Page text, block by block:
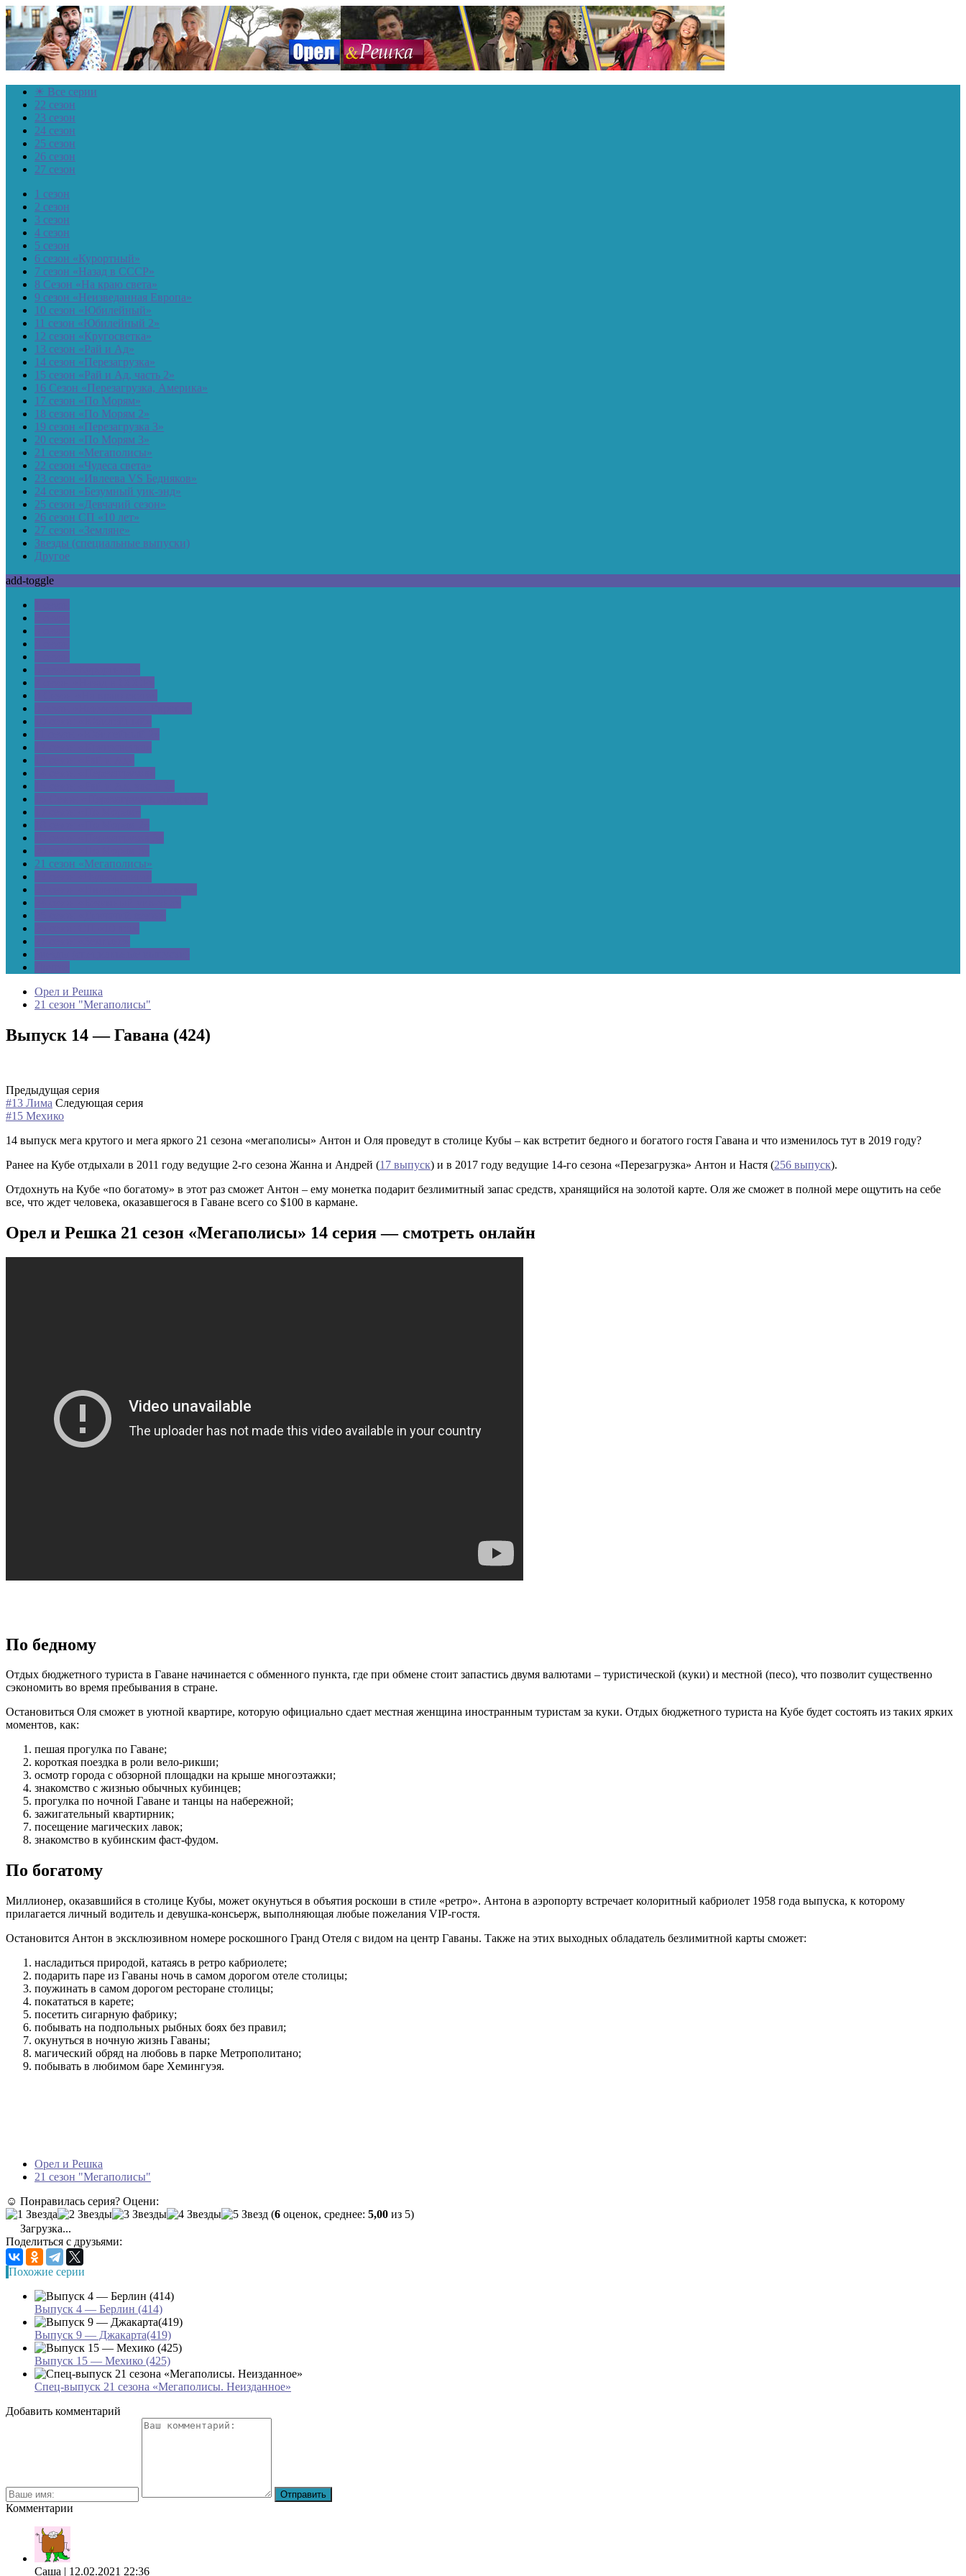
☀ Все серии
22 сезон
23 сезон
24 сезон
25 сезон
26 сезон
27 сезон
1 сезон
2 сезон
3 сезон
4 сезон
5 сезон
6 сезон «Курортный»
7 сезон «Назад в СССР»
8 Сезон «На краю света»
9 сезон «Неизведанная Европа»
10 сезон «Юбилейный»
11 сезон «Юбилейный 2»
12 сезон «Кругосветка»
13 сезон «Рай и Ад»
14 сезон «Перезагрузка»
15 сезон «Рай и Ад, часть 2»
16 Сезон «Перезагрузка, Америка»
17 сезон «По Морям»
18 сезон «По Морям 2»
19 сезон «Перезагрузка 3»
20 сезон «По Морям 3»
21 сезон «Мегаполисы»
22 сезон «Чудеса света»
23 сезон «Ивлеева VS Бедняков»
24 сезон «Безумный уик-энд»
25 сезон «Девчачий сезон»
26 сезон СП «10 лет»
27 сезон «Земляне»
Звезды (специальные выпуски)
Другое
add-toggle
21 сезон «Мегаполисы»
Орел и Решка
21 сезон "Мегаполисы"
Выпуск 14 — Гавана (424)
Предыдущая серия
#13 Лима Следующая серия
#15 Мехико
14 выпуск мега крутого и мега яркого 21 сезона «мегаполисы» Антон и Оля проведут в столице Кубы – как встретит бедного и богатого гостя Гавана и что изменилось тут в 2019 году?
Ранее на Кубе отдыхали в 2011 году ведущие 2-го сезона Жанна и Андрей (17 выпуск) и в 2017 году ведущие 14-го сезона «Перезагрузка» Антон и Настя (256 выпуск).
Отдохнуть на Кубе «по богатому» в этот раз сможет Антон – ему монетка подарит безлимитный запас средств, хранящийся на золотой карте. Оля же сможет в полной мере ощутить на себе
все, что ждет человека, оказавшегося в Гаване всего со $100 в кармане.
Орел и Решка 21 сезон «Мегаполисы» 14 серия — смотреть онлайн
По бедному
Отдых бюджетного туриста в Гаване начинается с обменного пункта, где при обмене стоит запастись двумя валютами – туристической (куки) и местной (песо), что позволит существенно
сэкономить во время пребывания в стране.
Остановиться Оля сможет в уютной квартире, которую официально сдает местная женщина иностранным туристам за куки. Отдых бюджетного туриста на Кубе будет состоять из таких ярких
моментов, как:
пешая прогулка по Гаване;
короткая поездка в роли вело-рикши;
осмотр города с обзорной площадки на крыше многоэтажки;
знакомство с жизнью обычных кубинцев;
прогулка по ночной Гаване и танцы на набережной;
зажигательный квартирник;
посещение магических лавок;
знакомство в кубинским фаст-фудом.
По богатому
Миллионер, оказавшийся в столице Кубы, может окунуться в объятия роскоши в стиле «ретро». Антона в аэропорту встречает колоритный кабриолет 1958 года выпуска, к которому
прилагается личный водитель и девушка-консьерж, выполняющая любые пожелания VIP-гостя.
Остановится Антон в эксклюзивном номере роскошного Гранд Отеля с видом на центр Гаваны. Также на этих выходных обладатель безлимитной карты сможет:
насладиться природой, катаясь в ретро кабриолете;
подарить паре из Гаваны ночь в самом дорогом отеле столицы;
поужинать в самом дорогом ресторане столицы;
покататься в карете;
посетить сигарную фабрику;
побывать на подпольных рыбных боях без правил;
окунуться в ночную жизнь Гаваны;
магический обряд на любовь в парке Метрополитано;
побывать в любимом баре Хемингуэя.
Орел и Решка
21 сезон "Мегаполисы"
☺ Понравилась серия? Оцени:
(6 оценок, среднее: 5,00 из 5)
Загрузка...
Поделиться с друзьями:
Похожие серии
Выпуск 4 — Берлин (414)
Выпуск 9 — Джакарта(419)
Выпуск 15 — Мехико (425)
Спец-выпуск 21 сезона «Мегаполисы. Неизданное»
Добавить комментарий
Комментарии
Саша | 12.02.2021 22:36